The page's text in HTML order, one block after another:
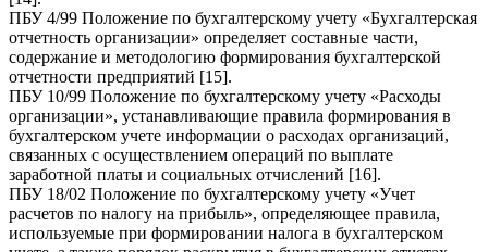
ПБУ 4/99 Положение по бухгалтерскому учету «Бухгалтерская
отчетность организации» определяет составные части,
содержание и методологию формирования бухгалтерской
отчетности предприятий [15].
ПБУ 10/99 Положение по бухгалтерскому учету «Расходы
организации», устанавливающие правила формирования в
бухгалтерском учете информации о расходах организаций,
связанных с осуществлением операций по выплате
заработной платы и социальных отчислений [16].
ПБУ 18/02 Положение по бухгалтерскому учету «Учет
расчетов по налогу на прибыль», определяющее правила,
используемые при формировании налога в бухгалтерском